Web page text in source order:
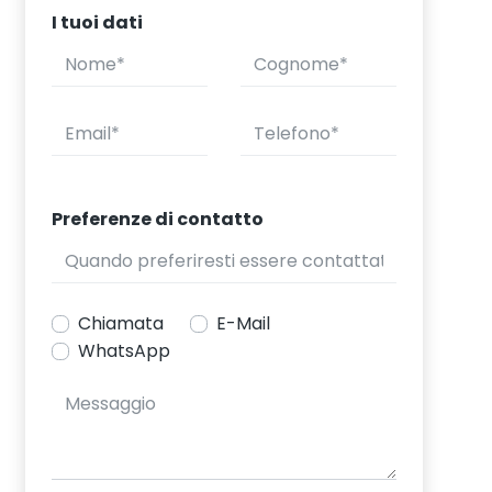
I tuoi dati
Preferenze di contatto
Chiamata
E-Mail
WhatsApp